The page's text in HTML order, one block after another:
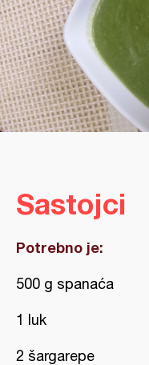
Sastojci
Potrebno je:
500 g spanaća
1 luk
2 šargarepe